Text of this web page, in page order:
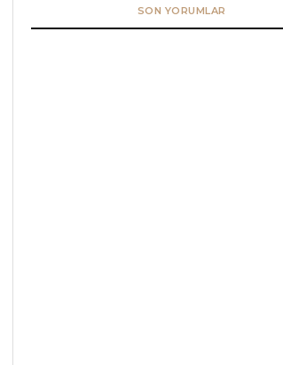
SON YORUMLAR